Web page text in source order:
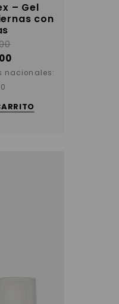
– Gel
con
nacionales: